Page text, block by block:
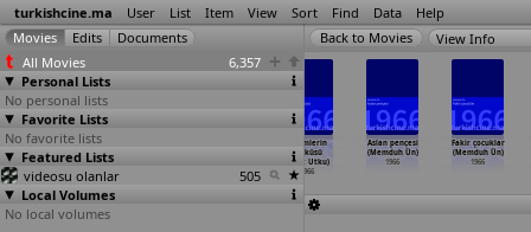
turkishcine.ma User List Item View Sort Find Data Help
All Movies
6,357
Personal Lists
No personal lists
Favorite Lists
No favorite lists
Featured Lists
videosu olanlar
505
Local Volumes
No local volumes
View Info
Burçak tarlasi
(Ümit Utku)
1966
Yetimlerin
türküsü
(Ümit Utku)
1966
Aslan pençesi
(Memduh Ün)
1966
Fakir çocuklar
(Memduh Ün)
1966